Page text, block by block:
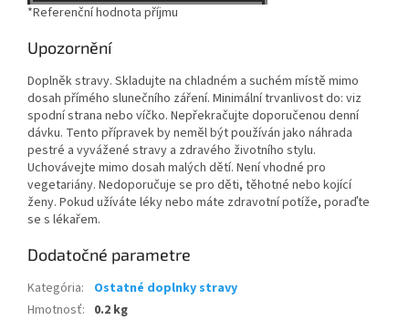
*Referenční hodnota příjmu
Upozornění
Doplněk stravy. Skladujte na chladném a suchém místě mimo
dosah přímého slunečního záření. Minimální trvanlivost do: viz
spodní strana nebo víčko. Nepřekračujte doporučenou denní
dávku. Tento přípravek by neměl být používán jako náhrada
pestré a vyvážené stravy a zdravého životního stylu.
Uchovávejte mimo dosah malých dětí. Není vhodné pro
vegetariány. Nedoporučuje se pro děti, těhotné nebo kojící
ženy. Pokud užíváte léky nebo máte zdravotní potíže, poraďte
se s lékařem.
Dodatočné parametre
Kategória:
Ostatné doplnky stravy
Hmotnosť: 0.2 kg